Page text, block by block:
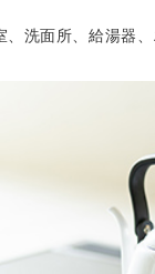
、洗面所、給湯器